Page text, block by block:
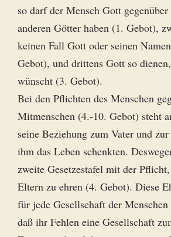
so darf der Mensch Gott gegenüber
anderen Götter haben (1. Gebot),
keinen Fall Gott oder seinen
Gebot), und drittens Gott so
wünscht (3. Gebot).
Bei den Pflichten des Menschen
Mitmenschen (4.-10. Gebot) steht
seine Beziehung zum Vater und
ihm das Leben schenkten.
zweite Gesetzestafel mit der
Eltern zu ehren (4. Gebot). Diese
für jede Gesellschaft der
daß ihr Fehlen eine Gesellschaft